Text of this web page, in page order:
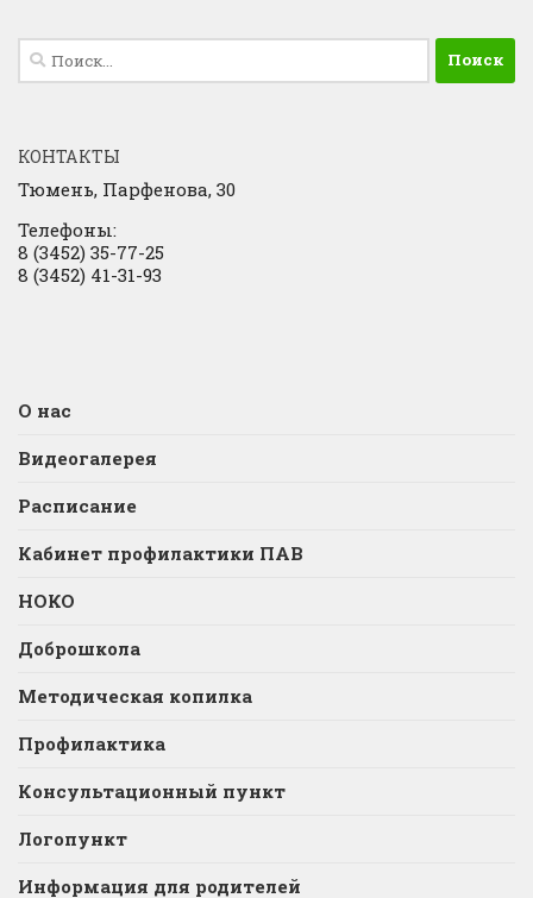
Найти:
КОНТАКТЫ
Тюмень, Парфенова, 30
Телефоны:
8 (3452) 35-77-25
8 (3452) 41-31-93
О нас
Видеогалерея
Расписание
Кабинет профилактики ПАВ
НОКО
Доброшкола
Методическая копилка
Профилактика
Консультационный пункт
Логопункт
Информация для родителей